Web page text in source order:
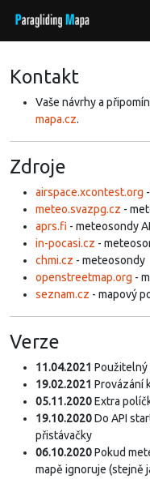
Kontakt
Vaše návrhy a
mapa.cz.
Zdroje
airspace.xcontest.org
meteo.svazpg.cz -
aprs.fi - meteosondy
in-pocasi.cz -
chmi.cz - meteosondy
openstreetmap.org -
seznam.cz - mapový
Verze
11.04.2021 Použitelný
19.02.2021 Provázání
05.11.2020Extra
19.10.2020Do API
přistávačky
06.10.2020Pokud
mapě ignoruje (stejně